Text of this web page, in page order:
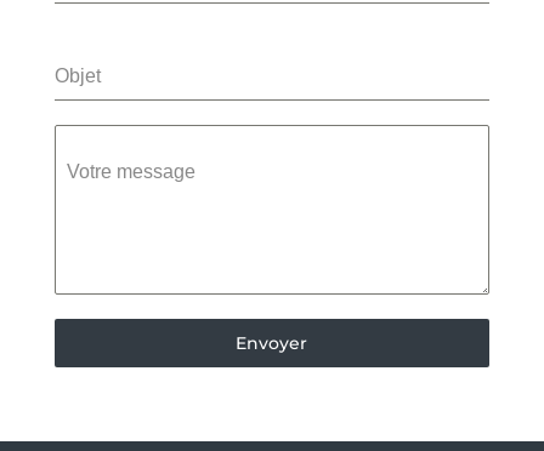
Objet
Votre message
Envoyer